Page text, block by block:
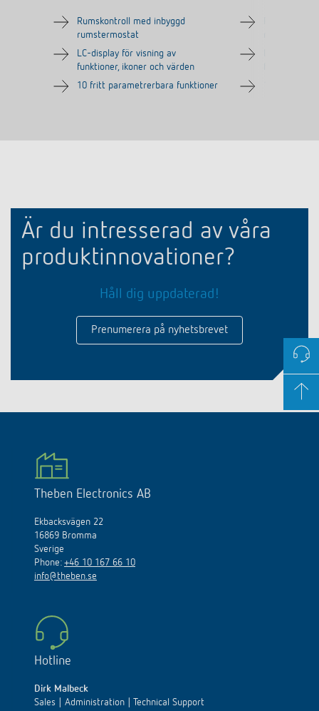
Rumskontroll med inbyggd
rumstermostat
LC-display för visning av
funktioner, ikoner och värden
10 fritt parametrerbara funktioner
Är du intresserad av våra
produktinnovationer?
Håll dig uppdaterad!
Prenumerera på nyhetsbrevet
Theben Electronics AB
Ekbacksvägen 22
16869 Bromma
Sverige
Phone: +46 10 167 66 10
info@theben.se
Hotline
Dirk Malbeck
Sales | Administration | Technical Support